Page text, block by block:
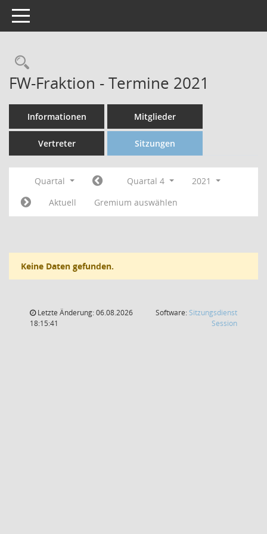
Toggle navigation
FW-Fraktion - Termine 2021
Informationen Mitglieder
Vertreter Sitzungen
Quartal Quartal 4
2021
Aktuell
Gremium auswählen
Keine Daten gefunden.
Letzte Änderung: 06.08.2026
18:15:41
Software: Sitzungsdienst
Session(Wird in